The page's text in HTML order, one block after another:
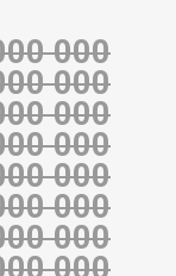
000
000
000
000
000
000
000